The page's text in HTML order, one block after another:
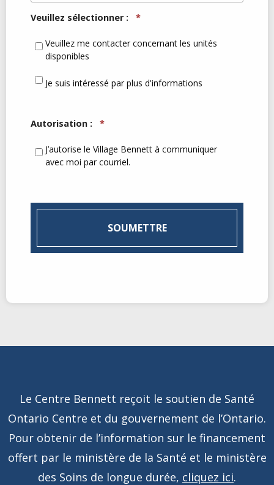
Veuillez sélectionner : *
Veuillez me contacter concernant les unités
disponibles
Je suis intéressé par plus d'informations
Autorisation : *
J’autorise le Village Bennett à communiquer
avec moi par courriel.
Le Centre Bennett reçoit le soutien de Santé
Ontario Centre et du gouvernement de l’Ontario.
Pour obtenir de l’information sur le financement
offert par le ministère de la Santé et le ministère
des Soins de longue durée, cliquez ici.